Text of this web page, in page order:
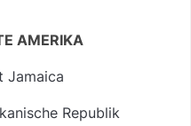
AMERIKA
Jamaica
Republik